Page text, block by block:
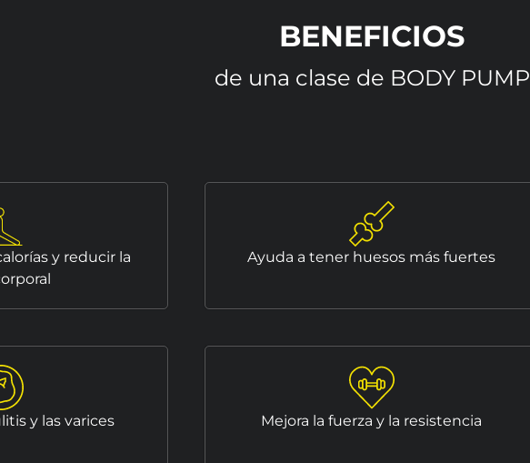
BENEFICIOS
de una clase de BODY PUMP
y reducir la
Ayuda a tener huesos más fuertes
y las varices Mejora la fuerza y la resistencia